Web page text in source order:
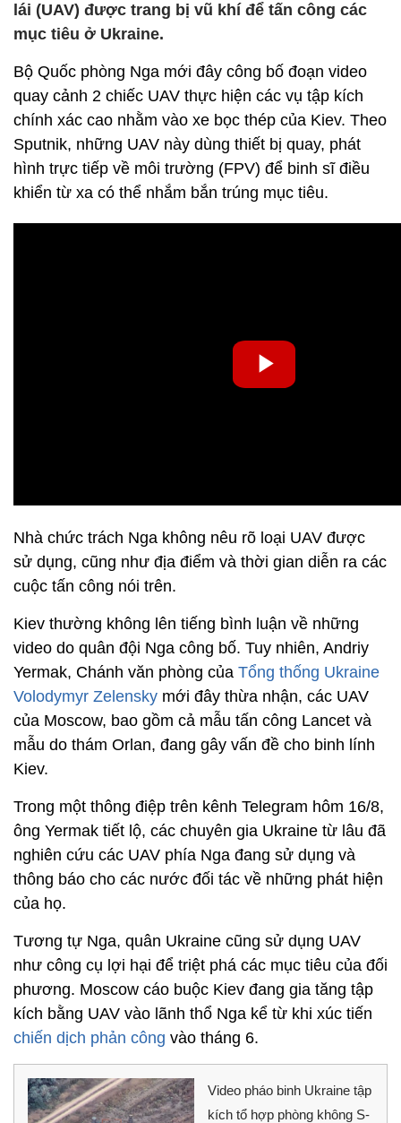
lái (UAV) được trang bị vũ khí để tấn công các
mục tiêu ở Ukraine.
Bộ Quốc phòng Nga mới đây công bố đoạn video
quay cảnh 2 chiếc UAV thực hiện các vụ tập kích
chính xác cao nhằm vào xe bọc thép của Kiev. Theo
Sputnik, những UAV này dùng thiết bị quay, phát
hình trực tiếp về môi trường (FPV) để binh sĩ điều
khiển từ xa có thể nhắm bắn trúng mục tiêu.
Nhà chức trách Nga không nêu rõ loại UAV được
sử dụng, cũng như địa điểm và thời gian diễn ra các
cuộc tấn công nói trên.
Kiev thường không lên tiếng bình luận về những
video do quân đội Nga công bố. Tuy nhiên, Andriy
Yermak, Chánh văn phòng của Tổng thống Ukraine
Volodymyr Zelensky mới đây thừa nhận, các UAV
của Moscow, bao gồm cả mẫu tấn công Lancet và
mẫu do thám Orlan, đang gây vấn đề cho binh lính
Kiev.
Trong một thông điệp trên kênh Telegram hôm 16/8,
ông Yermak tiết lộ, các chuyên gia Ukraine từ lâu đã
nghiên cứu các UAV phía Nga đang sử dụng và
thông báo cho các nước đối tác về những phát hiện
của họ.
Tương tự Nga, quân Ukraine cũng sử dụng UAV
như công cụ lợi hại để triệt phá các mục tiêu của đối
phương. Moscow cáo buộc Kiev đang gia tăng tập
kích bằng UAV vào lãnh thổ Nga kể từ khi xúc tiến
chiến dịch phản công vào tháng 6.
Video pháo binh Ukraine tập
kích tổ hợp phòng không S-